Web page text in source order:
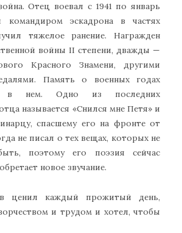
Отец воевал с 1941 по январь
командиром эскадрона в частях
тяжелое ранение. Награжден
войны II степени, дважды —
Красного Знамени, другими
Память о военных годах
в нем. Одно из последних
называется «Снился мне Петя» и
спасшему его на фронте от
не писал о тех вещах, которых не
поэтому его поэзия сейчас
новое звучание.
ценил каждый прожитый день,
и трудом и хотел, чтобы